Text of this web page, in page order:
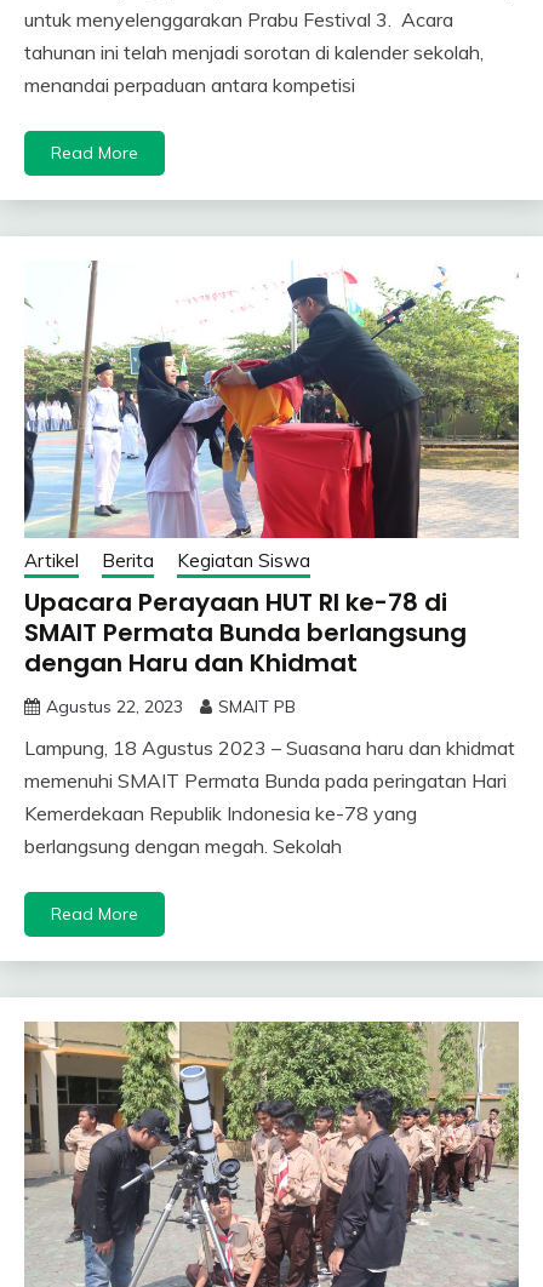
untuk menyelenggarakan Prabu Festival 3. Acara
tahunan ini telah menjadi sorotan di kalender sekolah,
menandai perpaduan antara kompetisi
Read More
Artikel Berita Kegiatan Siswa
Upacara Perayaan HUT RI ke-78 di
SMAIT Permata Bunda berlangsung
dengan Haru dan Khidmat
Agustus 22, 2023 SMAIT PB
Lampung, 18 Agustus 2023 – Suasana haru dan khidmat
memenuhi SMAIT Permata Bunda pada peringatan Hari
Kemerdekaan Republik Indonesia ke-78 yang
berlangsung dengan megah. Sekolah
Read More